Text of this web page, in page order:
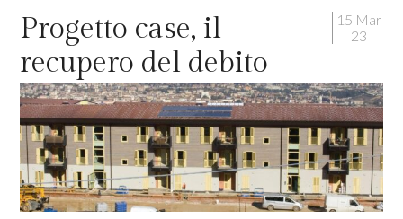
15 Mar
23
Progetto case, il
recupero del debito